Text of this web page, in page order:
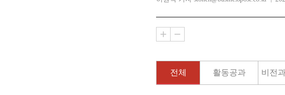
전체 활동공과 비전